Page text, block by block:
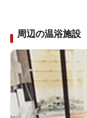
周辺の温浴施設